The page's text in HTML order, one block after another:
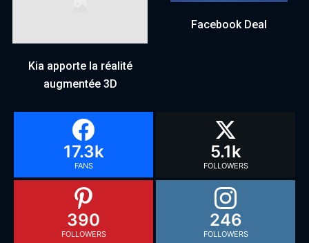
Kia apporte la réalité
augmentée 3D
Facebook Deal
17.3k
FANS
5.1k
FOLLOWERS
390
FOLLOWERS
246
FOLLOWERS